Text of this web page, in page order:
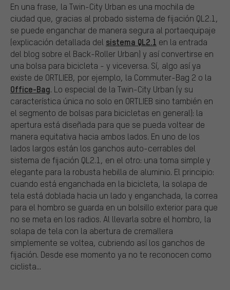
En una frase, la Twin-City Urban es una mochila de
ciudad que, gracias al probado sistema de fijación QL2.1,
se puede enganchar de manera segura al portaequipaje
(explicación detallada del sistema QL2.1 en la entrada
del blog sobre el Back-Roller Urban) y así convertirse en
una bolsa para bicicleta - y viceversa. Sí, algo así ya
existe de ORTLIEB, por ejemplo, la Commuter-Bag 2 o la
Office-Bag. Lo especial de la Twin-City Urban (y su
característica única no solo en ORTLIEB sino también en
el segmento de bolsas para bicicletas en general): la
apertura está diseñada para que se pueda voltear de
manera equitativa hacia ambos lados. En uno de los
lados largos están los ganchos auto-cerrables del
sistema de fijación QL2.1, en el otro: una toma simple y
elegante para la robusta hebilla de aluminio. El principio:
cuando está enganchada en la bicicleta, la solapa de
tela está doblada hacia un lado y enganchada, la correa
para el hombro se guarda en un bolsillo exterior para que
no se meta en los radios. Al llevarla sobre el hombro, la
solapa de tela con la abertura de cremallera
simplemente se voltea, cubriendo así los ganchos de
fijación. Desde ese momento ya no te reconocen como
ciclista...